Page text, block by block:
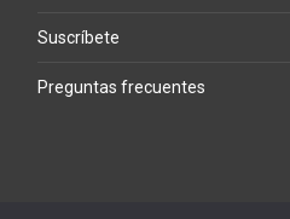
Suscríbete
Preguntas frecuentes